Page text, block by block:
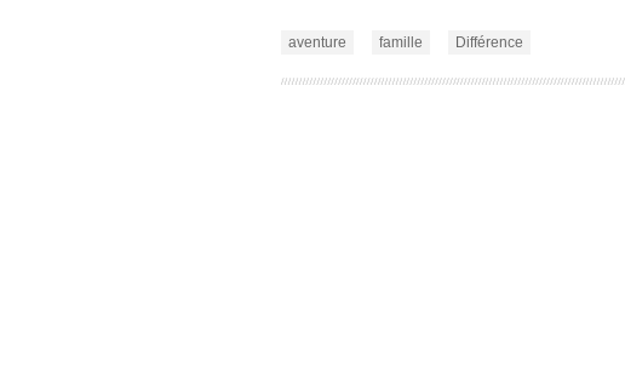
aventure famille Différence